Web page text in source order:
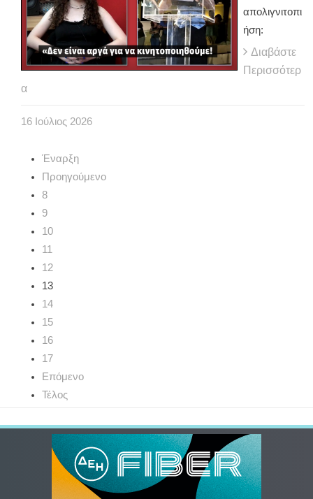
απολιγνιτοπι
ήση:
Διαβάστε
Περισσότερ
α
16 Ιούλιος 2026
Έναρξη
Προηγούμενο
8
9
10
11
12
13
14
15
16
17
Επόμενο
Τέλος